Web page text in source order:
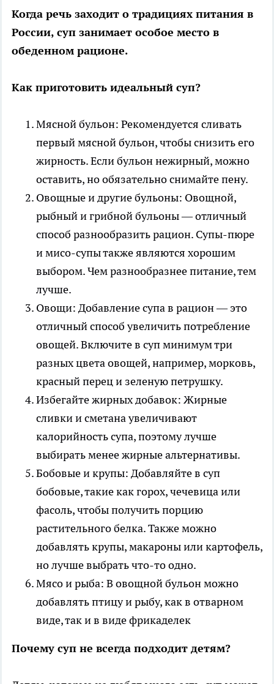
Когда речь заходит о традициях питания в
России, суп занимает особое место в
обеденном рационе.
Как приготовить идеальный суп?
Мясной бульон: Рекомендуется сливать
первый мясной бульон, чтобы снизить его
жирность. Если бульон нежирный, можно
оставить, но обязательно снимайте пену.
Овощные и другие бульоны: Овощной,
рыбный и грибной бульоны — отличный
способ разнообразить рацион. Супы-пюре
и мисо-супы также являются хорошим
выбором. Чем разнообразнее питание, тем
лучше.
Овощи: Добавление супа в рацион — это
отличный способ увеличить потребление
овощей. Включите в суп минимум три
разных цвета овощей, например, морковь,
красный перец и зеленую петрушку.
Избегайте жирных добавок: Жирные
сливки и сметана увеличивают
калорийность супа, поэтому лучше
выбирать менее жирные альтернативы.
Бобовые и крупы: Добавляйте в суп
бобовые, такие как горох, чечевица или
фасоль, чтобы получить порцию
растительного белка. Также можно
добавлять крупы, макароны или картофель,
но лучше выбрать что-то одно.
Мясо и рыба: В овощной бульон можно
добавлять птицу и рыбу, как в отварном
виде, так и в виде фрикаделек
Почему суп не всегда подходит детям?